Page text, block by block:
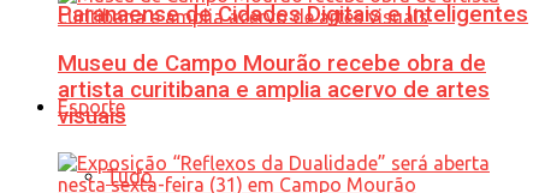
Paranaense de Cidades Digitais e Inteligentes
Esporte
Tudo
Museu de Campo Mourão recebe obra de
artista curitibana e amplia acervo de artes
visuais